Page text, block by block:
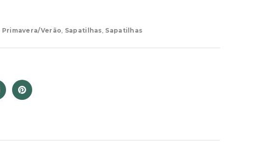
Primavera/Verão, Sapatilhas, Sapatilhas